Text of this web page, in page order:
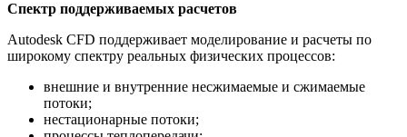
Спектр поддерживаемых расчетов
Autodesk CFD поддерживает моделирование и расчеты по
широкому спектру реальных физических процессов:
внешние и внутренние несжимаемые и сжимаемые
потоки;
нестационарные потоки;